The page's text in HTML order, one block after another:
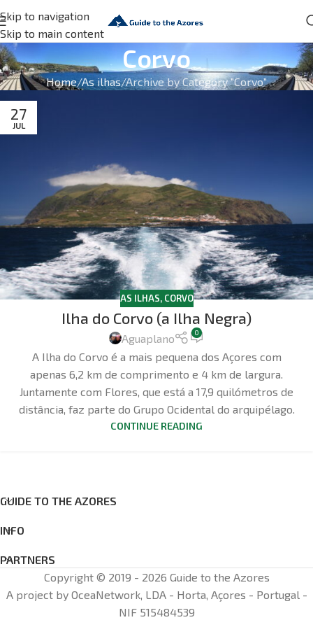
Skip to navigation
Skip to main content
Corvo
Home As ilhas Archive by Category "Corvo"
27
JUL
AS ILHAS, CORVO
Ilha do Corvo (a Ilha Negra)
Aguaplano 0
A Ilha do Corvo é a mais pequena dos Açores com
apenas 6,2 km de comprimento e 4 km de largura.
Juntamente com Flores, que está a 17,9 quilómetros de
distância, faz parte do Grupo Ocidental do arquipélago.
CONTINUE READING
GUIDE TO THE AZORES
INFO
PARTNERS
Copyright © 2019 - 2026 Guide to the Azores
A project by OceaNetwork, LDA - Horta, Açores - Portugal -
NIF 515484539